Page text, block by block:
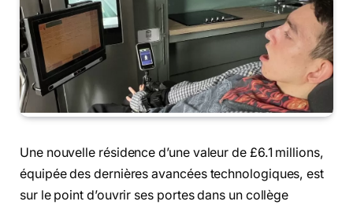
Une nouvelle résidence d’une valeur de £6.1 millions,
équipée des dernières avancées technologiques, est
sur le point d’ouvrir ses portes dans un collège